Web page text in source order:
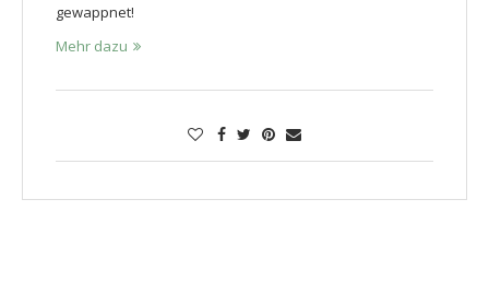
gewappnet!
Mehr dazu